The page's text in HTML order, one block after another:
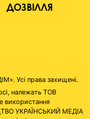
ДОЗВІЛЛЯ
Усі права захищені.
належать ТОВ
УКРАЇНСЬКИЙ МЕДІА